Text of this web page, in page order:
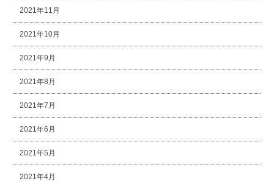
2021年11月
2021年10月
2021年9月
2021年8月
2021年7月
2021年6月
2021年5月
2021年4月